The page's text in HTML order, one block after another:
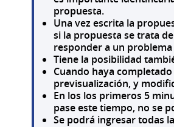
propuesta.
Una vez escrita la
si la propuesta se trata
responder a un
Tiene la posibilidad
Cuando haya
previsualización, y
En los los primeros 5
pase este tiempo, no se
Se podrá ingresar todas